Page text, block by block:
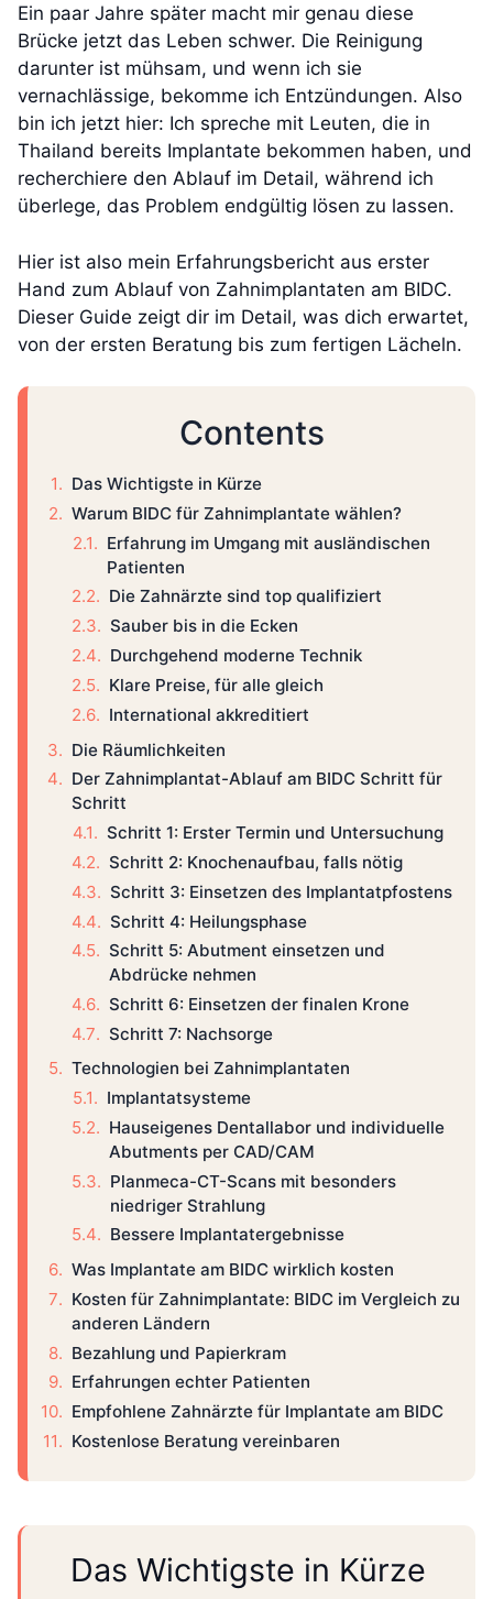
Ein paar Jahre später macht mir genau diese
Brücke jetzt das Leben schwer. Die Reinigung
darunter ist mühsam, und wenn ich sie
vernachlässige, bekomme ich Entzündungen. Also
bin ich jetzt hier: Ich spreche mit Leuten, die in
Thailand bereits Implantate bekommen haben, und
recherchiere den Ablauf im Detail, während ich
überlege, das Problem endgültig lösen zu lassen.
Hier ist also mein Erfahrungsbericht aus erster
Hand zum Ablauf von Zahnimplantaten am BIDC.
Dieser Guide zeigt dir im Detail, was dich erwartet,
von der ersten Beratung bis zum fertigen Lächeln.
Contents
Das Wichtigste in Kürze
Warum BIDC für Zahnimplantate wählen?
Erfahrung im Umgang mit ausländischen
Patienten
Die Zahnärzte sind top qualifiziert
Sauber bis in die Ecken
Durchgehend moderne Technik
Klare Preise, für alle gleich
International akkreditiert
Die Räumlichkeiten
Der Zahnimplantat-Ablauf am BIDC Schritt für
Schritt
Schritt 1: Erster Termin und Untersuchung
Schritt 2: Knochenaufbau, falls nötig
Schritt 3: Einsetzen des Implantatpfostens
Schritt 4: Heilungsphase
Schritt 5: Abutment einsetzen und
Abdrücke nehmen
Schritt 6: Einsetzen der finalen Krone
Schritt 7: Nachsorge
Technologien bei Zahnimplantaten
Implantatsysteme
Hauseigenes Dentallabor und individuelle
Abutments per CAD/CAM
Planmeca-CT-Scans mit besonders
niedriger Strahlung
Bessere Implantatergebnisse
Was Implantate am BIDC wirklich kosten
Kosten für Zahnimplantate: BIDC im Vergleich zu
anderen Ländern
Bezahlung und Papierkram
Erfahrungen echter Patienten
Empfohlene Zahnärzte für Implantate am BIDC
Kostenlose Beratung vereinbaren
Das Wichtigste in Kürze